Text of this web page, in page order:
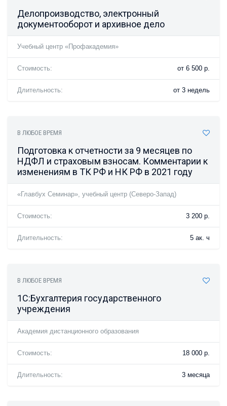
Делопроизводство, электронный
документооборот и архивное дело
Учебный центр «Профакадемия»
Стоимость: от 6 500 р.
Длительность: от 3 недель
В ЛЮБОЕ ВРЕМЯ
Подготовка к отчетности за 9 месяцев по
НДФЛ и страховым взносам. Комментарии к
изменениям в ТК РФ и НК РФ в 2021 году
«Главбух Семинар», учебный центр (Северо-Запад)
Стоимость: 3 200 р.
Длительность: 5 ак. ч
В ЛЮБОЕ ВРЕМЯ
1С:Бухгалтерия государственного
учреждения
Академия дистанционного образования
Стоимость: 18 000 р.
Длительность: 3 месяца